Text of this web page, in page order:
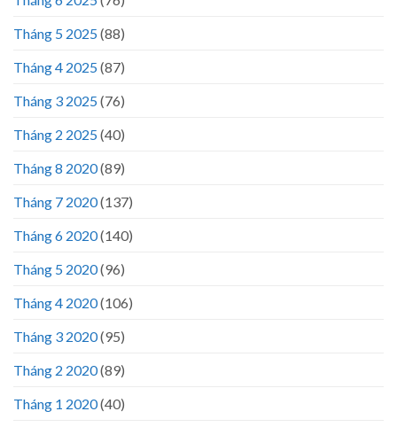
Tháng 5 2025(88)
Tháng 4 2025(87)
Tháng 3 2025(76)
Tháng 2 2025(40)
Tháng 8 2020(89)
Tháng 7 2020(137)
Tháng 6 2020(140)
Tháng 5 2020(96)
Tháng 4 2020(106)
Tháng 3 2020(95)
Tháng 2 2020(89)
Tháng 1 2020(40)